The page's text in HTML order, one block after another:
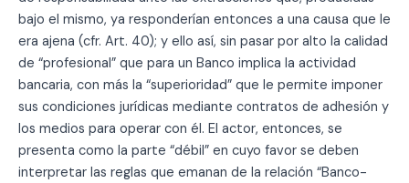
bajo el mismo, ya responderían entonces a una causa que le
era ajena (cfr. Art. 40); y ello así, sin pasar por alto la calidad
de “profesional” que para un Banco implica la actividad
bancaria, con más la “superioridad” que le permite imponer
sus condiciones jurídicas mediante contratos de adhesión y
los medios para operar con él. El actor, entonces, se
presenta como la parte “débil” en cuyo favor se deben
interpretar las reglas que emanan de la relación “Banco-